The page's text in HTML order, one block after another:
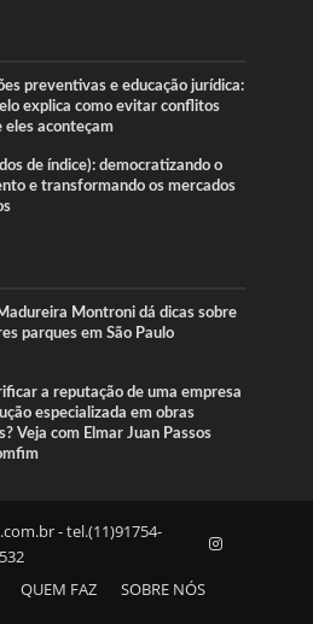
preventivas e educação jurídica:
explica como evitar conflitos
eles aconteçam
de índice): democratizando o
e transformando os mercados
Montroni dá dicas sobre
parques em São Paulo
a reputação de uma empresa
especializada em obras
Veja com Elmar Juan Passos
- tel.(11)91754-
QUEM FAZ SOBRE NÓS